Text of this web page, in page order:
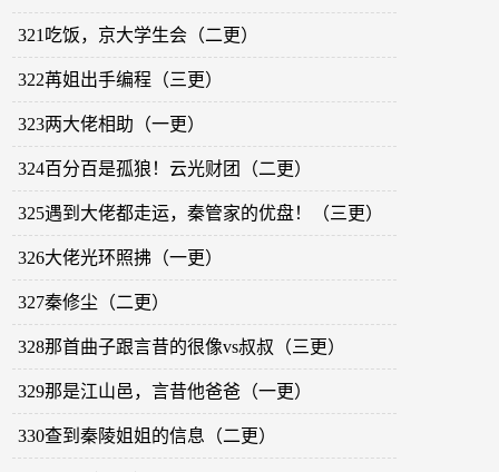
321吃饭，京大学生会（二更）
322苒姐出手编程（三更）
323两大佬相助（一更）
324百分百是孤狼！云光财团（二更）
325遇到大佬都走运，秦管家的优盘！（三更）
326大佬光环照拂（一更）
327秦修尘（二更）
328那首曲子跟言昔的很像vs叔叔（三更）
329那是江山邑，言昔他爸爸（一更）
330查到秦陵姐姐的信息（二更）